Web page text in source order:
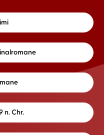
n. Chr.